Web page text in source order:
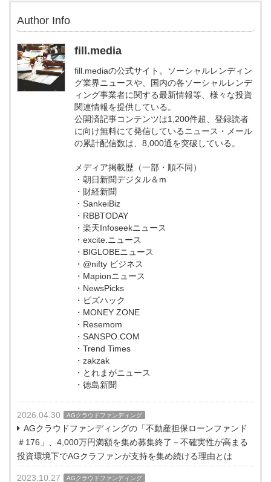
Author Info
fill.media
fill.mediaの公式サイト。ソーシャルレンディン
グ業界ニュースや、国内の各ソーシャルレンデ
ィング事業者に関する最新情報等、様々な投資
関連情報を提供している。
公開済記事コンテンツは1,200件超、登録読者
に向け無料にて発信しているニュース・メール
の累計配信数は、8,000通を突破している。
メディア掲載歴（一部・順不同）
・朝日新聞デジタル＆m
・財経新聞
・SankeiBiz
・RBBTODAY
・楽天Infoseekニュース
・excite.ニュース
・BIGLOBEニュース
・@nifty ビジネス
・Mapionニュース
・NewsPicks
・ビズハック
・MONEY ZONE
・Resemom
・SANSPO.COM
・Trend Times
・zakzak
・とれまがニュース
・徳島新聞
2026.04.30 AGクラウドファンディング
AGクラウドファンディングの「不動産担保ローンファンド
＃176」、4,000万円満額を集め募集終了－不確実性が高まる
投資環境下でAGクラファンが支持を集め続ける理由とは
2023.10.27 AGクラウドファンディング